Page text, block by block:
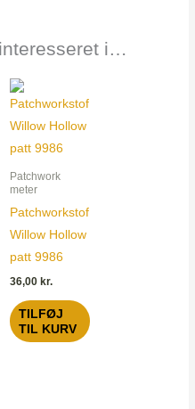
i…
Patchwork
meter
Patchworkstof
Willow Hollow
patt 9986
36,00kr.
TILFØJ
TIL KURV